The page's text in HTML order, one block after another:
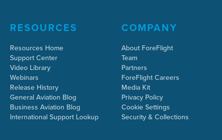
RESOURCES
Resources Home
Support Center
Video Library
Webinars
Release History
General Aviation Blog
Business Aviation Blog
International Support Lookup
COMPANY
About ForeFlight
Team
Partners
ForeFlight Careers
Media Kit
Privacy Policy
Cookie Settings
Security & Collections